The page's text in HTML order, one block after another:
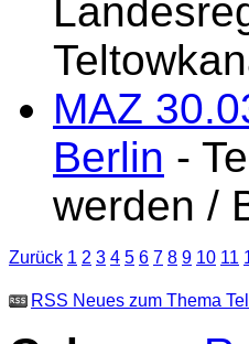
MAZ
Berlin -
werden /
Zurück 1 2 3 4 5 6 7 8 9 10 11
RSS Neues zum Thema